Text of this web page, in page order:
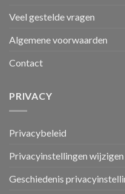
Veel gestelde vragen
Algemene voorwaarden
Contact
PRIVACY
Privacybeleid
Privacyinstellingen wijzigen
Geschiedenis